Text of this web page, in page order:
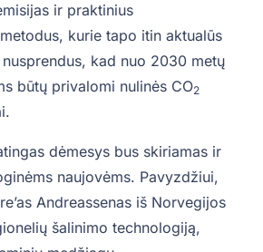
ir praktinius
kurie tapo itin aktualūs
kad nuo 2030 metų
būtų privalomi nulinės CO2
dėmesys bus skiriamas ir
naujovėms. Pavyzdžiui,
Andreassenas iš Norvegijos
šalinimo technologiją,